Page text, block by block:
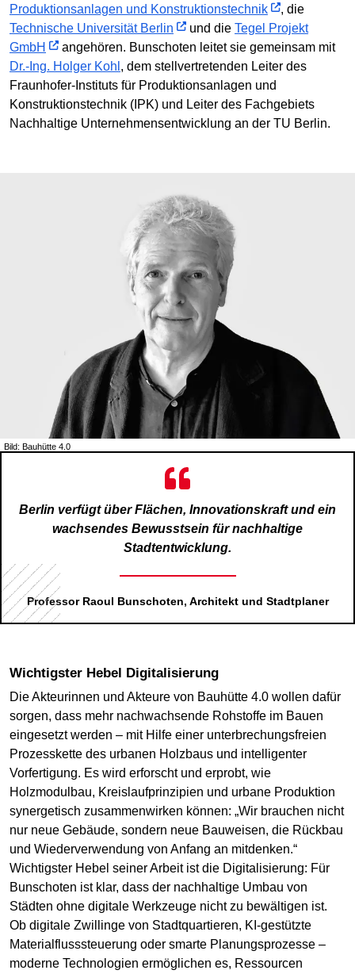
Produktionsanlagen und Konstruktionstechnik
, die
Technische Universität Berlin
und die Tegel Projekt
GmbH
angehören. Bunschoten leitet sie gemeinsam mit
Dr.-Ing. Holger Kohl , dem stellvertretenden Leiter des
Fraunhofer-Instituts für Produktionsanlagen und
Konstruktionstechnik (IPK) und Leiter des Fachgebiets
Nachhaltige Unternehmensentwicklung an der TU Berlin.
Bild: Bauhütte 4.0
Berlin verfügt über Flächen, Innovationskraft und ein
wachsendes Bewusstsein für nachhaltige
Stadtentwicklung.
Professor Raoul Bunschoten, Architekt und Stadtplaner
Wichtigster Hebel Digitalisierung
Die Akteurinnen und Akteure von Bauhütte 4.0 wollen dafür
sorgen, dass mehr nachwachsende Rohstoffe im Bauen
eingesetzt werden – mit Hilfe einer unterbrechungsfreien
Prozesskette des urbanen Holzbaus und intelligenter
Vorfertigung. Es wird erforscht und erprobt, wie
Holzmodulbau, Kreislaufprinzipien und urbane Produktion
synergetisch zusammenwirken können: „Wir brauchen nicht
nur neue Gebäude, sondern neue Bauweisen, die Rückbau
und Wiederverwendung von Anfang an mitdenken.“
Wichtigster Hebel seiner Arbeit ist die Digitalisierung: Für
Bunschoten ist klar, dass der nachhaltige Umbau von
Städten ohne digitale Werkzeuge nicht zu bewältigen ist.
Ob digitale Zwillinge von Stadtquartieren, KI-gestützte
Materialflusssteuerung oder smarte Planungsprozesse –
moderne Technologien ermöglichen es, Ressourcen